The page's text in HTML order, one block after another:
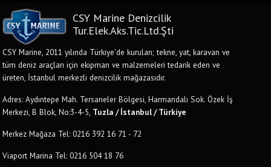
CSY Marine Denizcilik
Tur.Elek.Aks.Tic.Ltd.Şti
CSY Marine, 2011 yılında Türkiye'de kurulan; tekne, yat, karavan ve
tüm deniz araçları için ekipman ve malzemeleri tedarik eden ve
üreten, İstanbul merkezli denizcilik mağazasıdır.
Adres: Aydıntepe Mah. Tersaneler Bölgesi, Harmandalı Sok. Özek İş
Merkezi, B Blok, No:3-4-5, Tuzla / İstanbul / Türkiye
Merkez Mağaza Tel: 0216 392 16 71 - 72
Viaport Marina Tel: 0216 504 18 76